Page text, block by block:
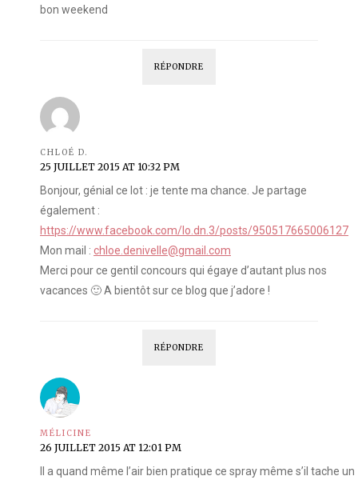
bon weekend
RÉPONDRE
CHLOÉ D.
25 JUILLET 2015 AT 10:32 PM
Bonjour, génial ce lot : je tente ma chance. Je partage
également :
https://www.facebook.com/lo.dn.3/posts/950517665006127
Mon mail : chloe.denivelle@gmail.com
Merci pour ce gentil concours qui égaye d’autant plus nos
vacances 🙂 A bientôt sur ce blog que j’adore !
RÉPONDRE
MÉLICINE
26 JUILLET 2015 AT 12:01 PM
Il a quand même l’air bien pratique ce spray même s’il tache un